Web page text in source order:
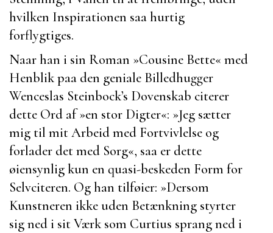
hvilken Inspirationen saa hurtig
forflygtiges.
Naar han i sin Roman »Cousine Bette« med
Henblik paa den geniale Billedhugger
Wenceslas Steinbock’s Dovenskab citerer
dette Ord af »en stor Digter«: »Jeg sætter
mig til mit Arbeid med Fortvivlelse og
forlader det med Sorg«, saa er dette
øiensynlig kun en quasi-beskeden Form for
Selvciteren. Og han tilføier: »Dersom
Kunstneren ikke uden Betænkning styrter
sig ned i sit Værk som Curtius sprang ned i